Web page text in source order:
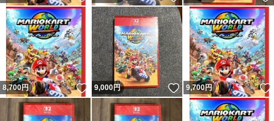
8,700円 いいね！
9,000円 いいね！
9,700円